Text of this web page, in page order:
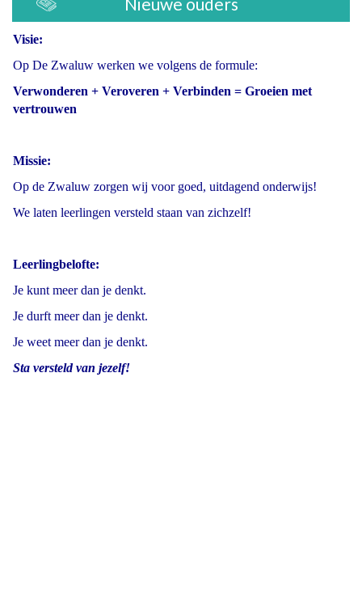
Visie:
Op De Zwaluw werken we volgens de formule:
Verwonderen + Veroveren + Verbinden = Groeien met
vertrouwen
Missie:
Op de Zwaluw zorgen wij voor goed, uitdagend onderwijs!
We laten leerlingen versteld staan van zichzelf!
Leerlingbelofte:
Je kunt meer dan je denkt.
Je durft meer dan je denkt.
Je weet meer dan je denkt.
Sta versteld van jezelf!